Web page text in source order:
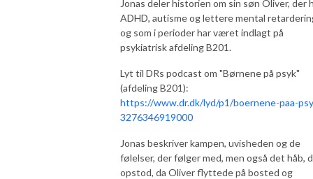
Jonas deler historien om sin søn Oliver, der
ADHD, autisme og lettere mental
og som i perioder har været indlagt på
psykiatrisk afdeling B201.
Lyt til DRs podcast om "Børnene på psyk"
(afdeling B201):
https://www.dr.dk/lyd/p1/boernene-paa-
3276346919000
Jonas beskriver kampen, uvisheden og de
følelser, der følger med, men også det håb,
opstod, da Oliver flyttede på bosted og